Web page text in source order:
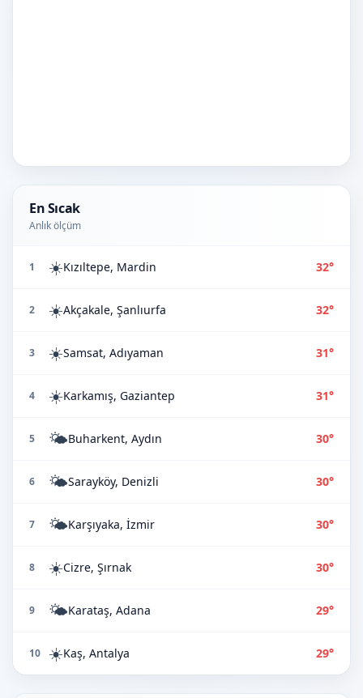
En Sıcak
Anlık ölçüm
1 ☀️Kızıltepe, Mardin 32°
2 ☀️Akçakale, Şanlıurfa 32°
3 ☀️Samsat, Adıyaman 31°
4 ☀️Karkamış, Gaziantep 31°
5 🌤️Buharkent, Aydın 30°
6 🌤️Sarayköy, Denizli 30°
7 🌤️Karşıyaka, İzmir 30°
8 ☀️Cizre, Şırnak 30°
9 🌤️Karataş, Adana 29°
10 ☀️Kaş, Antalya 29°